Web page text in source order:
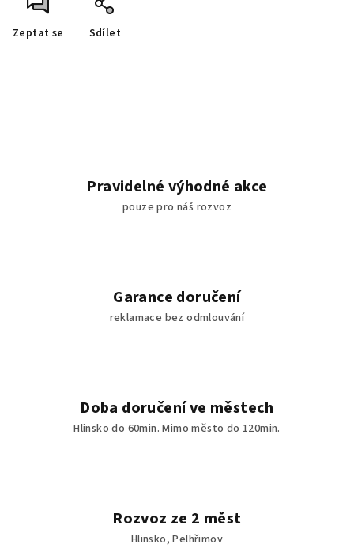
Zeptat se Sdílet
Pravidelné výhodné akce
pouze pro náš rozvoz
Garance doručení
reklamace bez odmlouvání
Doba doručení ve městech
Hlinsko do 60min. Mimo město do 120min.
Rozvoz ze 2 měst
Hlinsko, Pelhřimov